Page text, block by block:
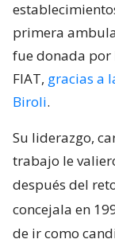
primera
fue donada
FIAT, gracias a
Biroli.
Su liderazgo,
trabajo le
después del
concejala en
de ir como